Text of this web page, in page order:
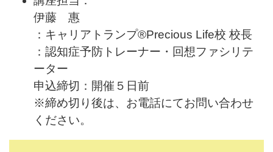
伊藤 惠
：キャリアトランプ®Precious Life校 校長
：認知症予防トレーナー・回想ファシリテ
ーター
申込締切：開催５日前
※締め切り後は、お電話にてお問い合わせ
ください。